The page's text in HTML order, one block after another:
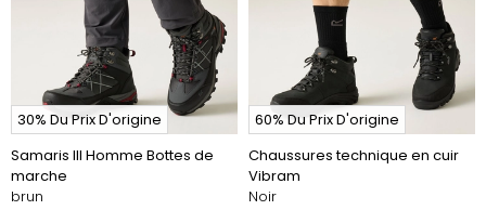
30% Du Prix D'origine
Samaris III Homme Bottes de
marche
brun
60% Du Prix D'origine
Chaussures technique en cuir
Vibram
Noir